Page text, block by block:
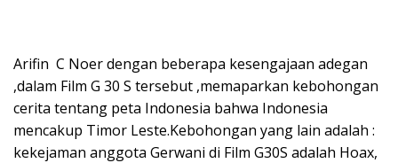
Arifin C Noer dengan beberapa kesengajaan adegan
,dalam Film G 30 S tersebut ,memaparkan kebohongan
cerita tentang peta Indonesia bahwa Indonesia
mencakup Timor Leste.Kebohongan yang lain adalah :
kekejaman anggota Gerwani di Film G30S adalah Hoax,